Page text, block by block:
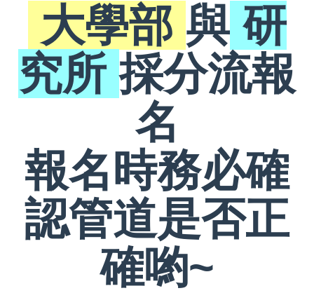
大學部 與研
究所採分流報
名
報名時務必確
認管道是否正
確喲~